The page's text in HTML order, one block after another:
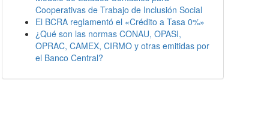
Cooperativas de Trabajo de Inclusión Social
El BCRA reglamentó el «Crédito a Tasa 0%»
¿Qué son las normas CONAU, OPASI,
OPRAC, CAMEX, CIRMO y otras emitidas por
el Banco Central?